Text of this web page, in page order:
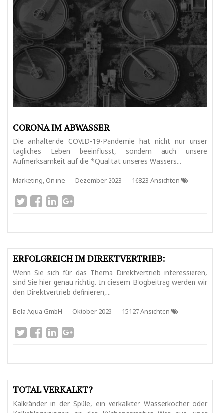
CORONA IM ABWASSER
Die anhaltende COVID-19-Pandemie hat nicht nur unser
tägliches Leben beeinflusst, sondern auch unsere
Aufmerksamkeit auf die *Qualität unseres Wassers...
Marketing, Online — Dezember 2023 — 16823 Ansichten
ERFOLGREICH IM DIREKTVERTRIEB:
Wenn Sie sich für das Thema Direktvertrieb interessieren,
sind Sie hier genau richtig. In diesem Blogbeitrag werden wir
den Direktvertrieb definieren,...
Bela Aqua GmbH — Oktober 2023 — 15127 Ansichten
TOTAL VERKALKT?
Kalkränder in der Spüle, ein verkalkter Wasserkocher oder